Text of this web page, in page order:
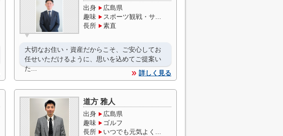
出身
広島県
趣味
スポーツ観戦・サ...
長所
素直
大切なお住い・資産だからこそ、ご安心してお
任せいただけるように、思いを込めてご提案い
た...
詳しく見る
道方 雅人
出身
広島県
趣味
ゴルフ
長所
いつでも元気よく...